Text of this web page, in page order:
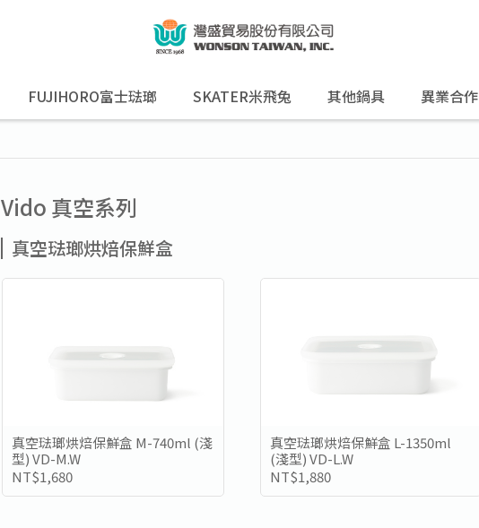
FUJIHORO富士琺瑯 SKATER米飛兔 其他鍋具 異業合作
Vido 真空系列
真空琺瑯烘焙保鮮盒
真空琺瑯烘焙保鮮盒 M-740ml (淺
型) VD-M.W
NT$1,680
真空琺瑯烘焙保鮮盒 L-1350ml
(淺型) VD-L.W
NT$1,880